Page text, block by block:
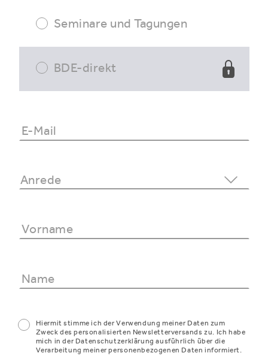
Seminare und Tagungen
BDE-direkt
Hiermit stimme ich der Verwendung meiner Daten zum
Zweck des personalisierten Newsletterversands zu. Ich habe
mich in der Datenschutzerklärung ausführlich über die
Verarbeitung meiner personenbezogenen Daten informiert.